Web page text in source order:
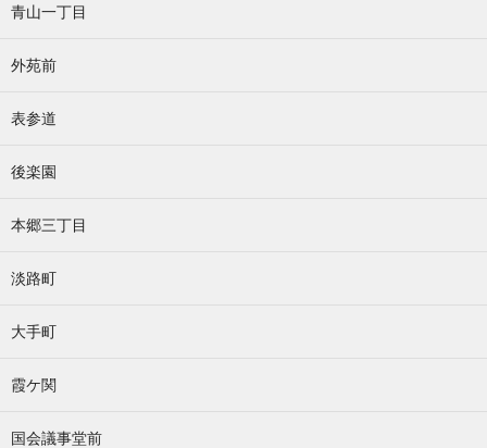
青山一丁目
外苑前
表参道
後楽園
本郷三丁目
淡路町
大手町
霞ケ関
国会議事堂前